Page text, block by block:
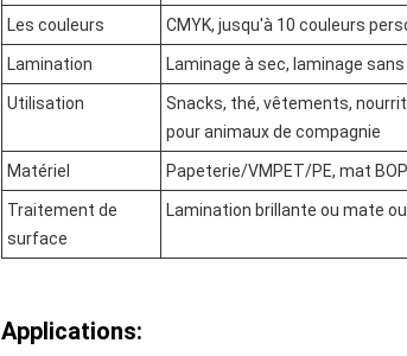
Les couleurs CMYK, jusqu'à 10 couleurs
Lamination Laminage à sec, laminage
Utilisation
Snacks, thé, vêtements,
pour animaux de compagnie
Matériel Papeterie/VMPET/PE, mat
Traitement de
surface
Lamination brillante ou mate
Applications: